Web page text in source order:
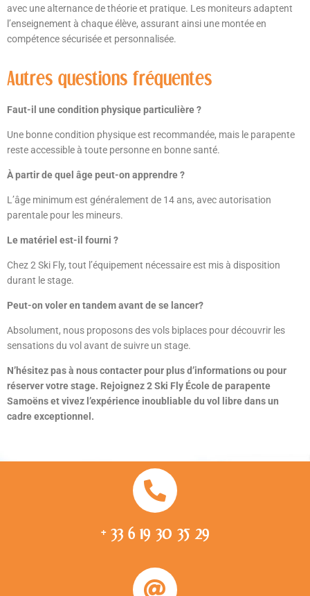
avec une alternance de théorie et pratique. Les moniteurs adaptent
l’enseignement à chaque élève, assurant ainsi une montée en
compétence sécurisée et personnalisée.
Autres questions fréquentes
Faut-il une condition physique particulière ?
Une bonne condition physique est recommandée, mais le parapente
reste accessible à toute personne en bonne santé.
À partir de quel âge peut-on apprendre ?
L’âge minimum est généralement de 14 ans, avec autorisation
parentale pour les mineurs.
Le matériel est-il fourni ?
Chez 2 Ski Fly, tout l’équipement nécessaire est mis à disposition
durant le stage.
Peut-on voler en tandem avant de se lancer?
Absolument, nous proposons des vols biplaces pour découvrir les
sensations du vol avant de suivre un stage.
N’hésitez pas à nous contacter pour plus d’informations ou pour
réserver votre stage. Rejoignez 2 Ski Fly École de parapente
Samoëns et vivez l’expérience inoubliable du vol libre dans un
cadre exceptionnel.
+ 33 6 19 30 35 29